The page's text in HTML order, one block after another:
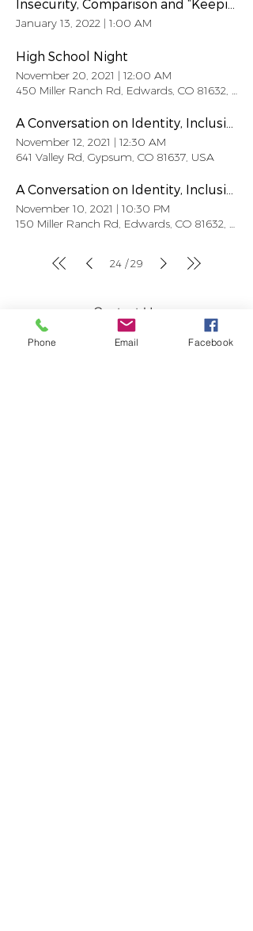
January 13, 2022 | 1:00 AM
High School Night
November 20, 2021 | 12:00 AM
450 Miller Ranch Rd, Edwards, CO 81632, USA
November 12, 2021 | 12:30 AM
641 Valley Rd, Gypsum, CO 81637, USA
November 10, 2021 | 10:30 PM
150 Miller Ranch Rd, Edwards, CO 81632, USA
24 /29
Contact Us
Phone Email Facebook